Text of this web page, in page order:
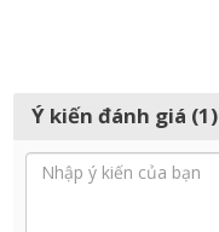
Ý kiến đánh giá (1)